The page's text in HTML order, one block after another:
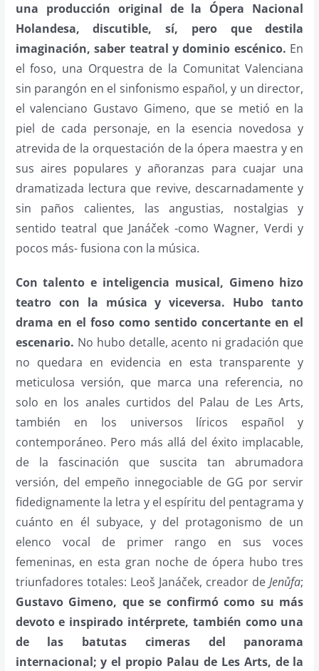
una producción original de la Ópera Nacional
Holandesa, discutible, sí, pero que destila
imaginación, saber teatral y dominio escénico. En
el foso, una Orquestra de la Comunitat Valenciana
sin parangón en el sinfonismo español, y un director,
el valenciano Gustavo Gimeno, que se metió en la
piel de cada personaje, en la esencia novedosa y
atrevida de la orquestación de la ópera maestra y en
sus aires populares y añoranzas para cuajar una
dramatizada lectura que revive, descarnadamente y
sin paños calientes, las angustias, nostalgias y
sentido teatral que Janáček -como Wagner, Verdi y
pocos más- fusiona con la música.
Con talento e inteligencia musical, Gimeno hizo
teatro con la música y viceversa. Hubo tanto
drama en el foso como sentido concertante en el
escenario. No hubo detalle, acento ni gradación que
no quedara en evidencia en esta transparente y
meticulosa versión, que marca una referencia, no
solo en los anales curtidos del Palau de Les Arts,
también en los universos líricos español y
contemporáneo. Pero más allá del éxito implacable,
de la fascinación que suscita tan abrumadora
versión, del empeño innegociable de GG por servir
fidedignamente la letra y el espíritu del pentagrama y
cuánto en él subyace, y del protagonismo de un
elenco vocal de primer rango en sus voces
femeninas, en esta gran noche de ópera hubo tres
triunfadores totales: Leoš Janáček, creador deJenůfa;
Gustavo Gimeno, que se confirmó como su más
devoto e inspirado intérprete, también como una
de las batutas cimeras del panorama
internacional; y el propio Palau de Les Arts, de la